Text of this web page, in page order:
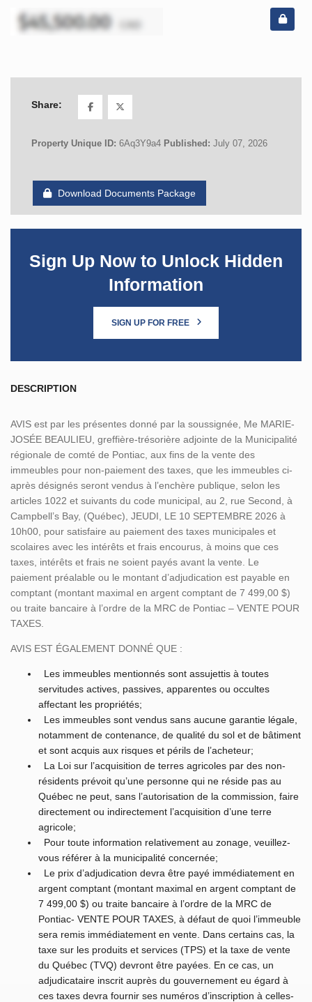
Share:
Property Unique ID: 6Aq3Y9a4 Published: July 07, 2026
Download Documents Package
Sign Up Now to Unlock Hidden
Information
SIGN UP FOR FREE
DESCRIPTION
AVIS est par les présentes donné par la soussignée, Me MARIE-
JOSÉE BEAULIEU, greffière-trésorière adjointe de la Municipalité
régionale de comté de Pontiac, aux fins de la vente des
immeubles pour non-paiement des taxes, que les immeubles ci-
après désignés seront vendus à l’enchère publique, selon les
articles 1022 et suivants du code municipal, au 2, rue Second, à
Campbell’s Bay, (Québec), JEUDI, LE 10 SEPTEMBRE 2026 à
10h00, pour satisfaire au paiement des taxes municipales et
scolaires avec les intérêts et frais encourus, à moins que ces
taxes, intérêts et frais ne soient payés avant la vente. Le
paiement préalable ou le montant d’adjudication est payable en
comptant (montant maximal en argent comptant de 7 499,00 $)
ou traite bancaire à l’ordre de la MRC de Pontiac – VENTE POUR
TAXES.
AVIS EST ÉGALEMENT DONNÉ QUE :
Les immeubles mentionnés sont assujettis à toutes
servitudes actives, passives, apparentes ou occultes
affectant les propriétés;
Les immeubles sont vendus sans aucune garantie légale,
notamment de contenance, de qualité du sol et de bâtiment
et sont acquis aux risques et périls de l’acheteur;
La Loi sur l’acquisition de terres agricoles par des non-
résidents prévoit qu’une personne qui ne réside pas au
Québec ne peut, sans l’autorisation de la commission, faire
directement ou indirectement l’acquisition d’une terre
agricole;
Pour toute information relativement au zonage, veuillez-
vous référer à la municipalité concernée;
Le prix d’adjudication devra être payé immédiatement en
argent comptant (montant maximal en argent comptant de
7 499,00 $) ou traite bancaire à l’ordre de la MRC de
Pontiac- VENTE POUR TAXES, à défaut de quoi l’immeuble
sera remis immédiatement en vente. Dans certains cas, la
taxe sur les produits et services (TPS) et la taxe de vente
du Québec (TVQ) devront être payées. En ce cas, un
adjudicataire inscrit auprès du gouvernement eu égard à
ces taxes devra fournir ses numéros d’inscription à celles-